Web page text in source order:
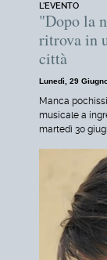
L'EVENTO
"Dopo la
ritrova in
città
Lunedì, 29
Manca
musicale a
martedì 30